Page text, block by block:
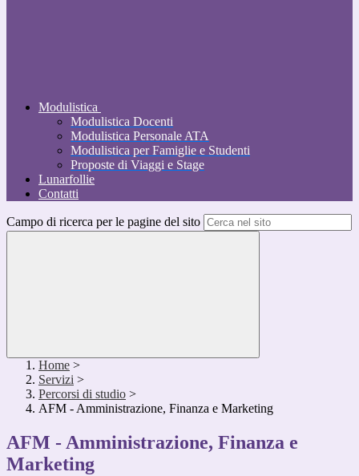
Modulistica
Modulistica Docenti
Modulistica Personale ATA
Modulistica per Famiglie e Studenti
Proposte di Viaggi e Stage
Lunarfollie
Contatti
Campo di ricerca per le pagine del sito
Home >
Servizi >
Percorsi di studio >
AFM - Amministrazione, Finanza e Marketing
AFM - Amministrazione, Finanza e
Marketing